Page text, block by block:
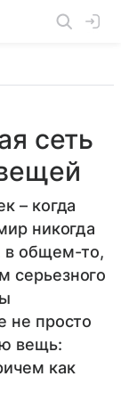
сеть
– когда
никогда
в общем-то,
серьезного
не просто
вещь:
как